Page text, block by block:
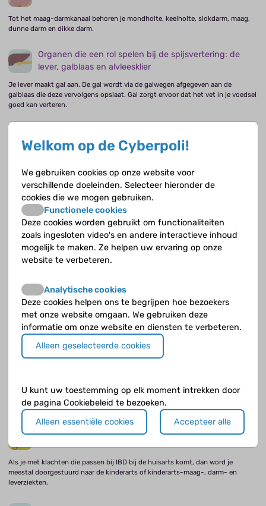
Tot het maag-darmkanaal behoren je mondholte, keelholte, slokdarm, maag,
dunne darm en dikke darm.
Organen die een rol spelen bij de spijsvertering: de
lever, galblaas en alvleesklier
Je lever maakt gal aan. De gal wordt via de galwegen afgegeven aan de
galblaas die deze vervolgens opslaat. Gal zorgt ervoor dat het vet in je voedsel
goed kan verteren.
IBD (inflammatory bowel disease)
De ziekte van Crohn of colitis ulcerosa
Een ontregelde immuunreactie en IBD
Het microbioom en IBD
De samenstelling van je microbioom verandert regelmatig, o.a. door de
omgeving waarin je leeft en het voedsel dat je eet.
De klachten die horen bij de ziekte van Crohn, colitis ulcerosa en IBD-
unclassified verschillen van elkaar, maar er zijn ook overeenkomsten.
Het stellen van de diagnose IBD
Als je met klachten die passen bij IBD bij de huisarts komt, dan word je
meestal doorgestuurd naar de kinderarts of kinderarts-maag-, darm- en
leverziekten.
Welkom op de Cyberpoli!
We gebruiken cookies op onze website voor
verschillende doeleinden. Selecteer hieronder de
cookies die we mogen gebruiken.
Functionele cookies
Deze cookies worden gebruikt om functionaliteiten
zoals ingesloten video's en andere interactieve inhoud
mogelijk te maken. Ze helpen uw ervaring op onze
website te verbeteren.
Analytische cookies
Deze cookies helpen ons te begrijpen hoe bezoekers
met onze website omgaan. We gebruiken deze
informatie om onze website en diensten te verbeteren.
Alleen geselecteerde cookies
U kunt uw toestemming op elk moment intrekken door
de pagina Cookiebeleid te bezoeken.
Alleen essentiële cookies
Accepteer alle